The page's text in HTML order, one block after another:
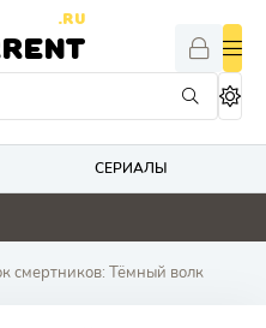
.RU
СЕРИАЛЫ
4.8 8.8
смертников: Тёмный волк